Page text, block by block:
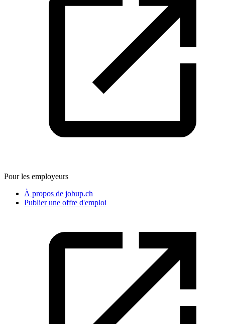
Pour les employeurs
À propos de jobup.ch
Publier une offre d'emploi